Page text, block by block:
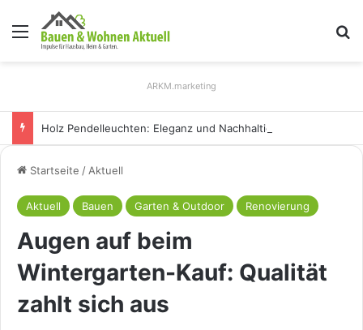
Menü
ARKM.marketing
Startseite / Aktuell
Aktuell Bauen Garten & Outdoor Renovierung
Augen auf beim
Wintergarten-Kauf: Qualität
zahlt sich aus